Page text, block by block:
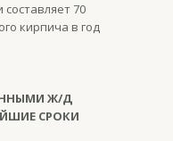
70
кирпича в год
Ж/Д
СРОКИ